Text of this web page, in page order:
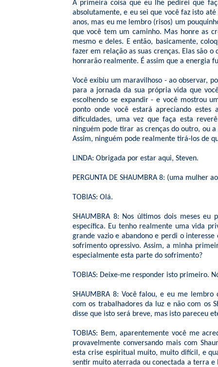
A primeira coisa que eu lhe pedirei que
absolutamente, e eu sei que você faz isto
anos, mas eu me lembro (risos) um
que você tem um caminho. Mas honre as
mesmo e deles. E então, basicamente,
fazer em relação as suas crenças. Elas são
honrarão realmente. É assim que a energia
Você exibiu um maravilhoso - ao observar,
para a jornada da sua própria vida que
escolhendo se expandir - e você mostrou
ponto onde você estará apreciando
dificuldades, uma vez que faça esta
ninguém pode tirar as crenças do outro, ou
Assim, ninguém pode realmente tirá-los de
LINDA: Obrigada por estar aqui, Steven.
PERGUNTA DE SHAUMBRA 8: (uma mulher
TOBIAS: Olá.
SHAUMBRA 8: Nos últimos dois meses
específica. Eu tenho realmente uma vida
grande vazio e abandono e perdi o
sofrimento opressivo. Assim, a minha
especialmente esta parte do sofrimento?
TOBIAS: Deixe-me responder isto primeiro.
SHAUMBRA 8: Você falou, e eu me
com os trabalhadores da luz e não com os
disse que isto será breve, mas isto pareceu
TOBIAS: Bem, aparentemente você me
provavelmente conversando mais com
esta crise espiritual muito, muito difícil, e
sentir muito aterrada ou conectada a terra